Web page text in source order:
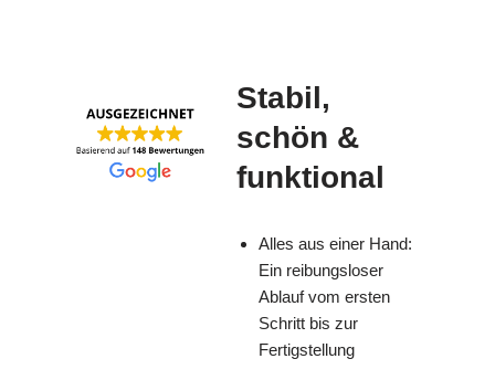
Stabil,
schön &
funktional
Alles aus einer Hand:
Ein reibungsloser
Ablauf vom ersten
Schritt bis zur
Fertigstellung